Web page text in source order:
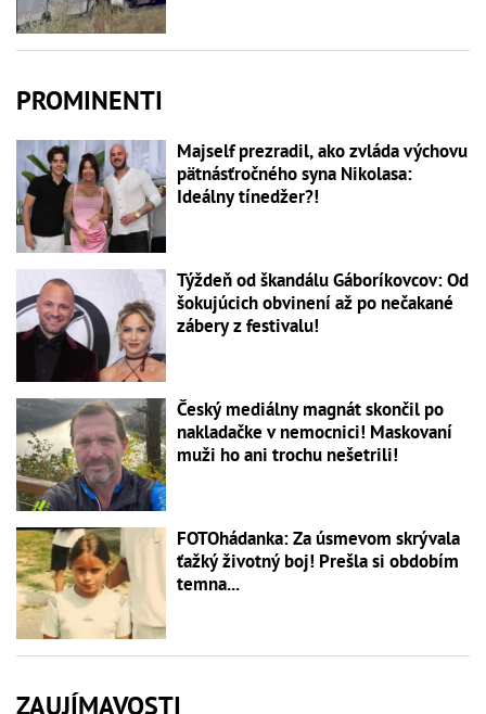
PROMINENTI
Majself prezradil, ako zvláda výchovu
pätnásťročného syna Nikolasa:
Ideálny tínedžer?!
Týždeň od škandálu Gáboríkovcov: Od
šokujúcich obvinení až po nečakané
zábery z festivalu!
Český mediálny magnát skončil po
nakladačke v nemocnici! Maskovaní
muži ho ani trochu nešetrili!
FOTOhádanka: Za úsmevom skrývala
ťažký životný boj! Prešla si obdobím
temna...
ZAUJÍMAVOSTI